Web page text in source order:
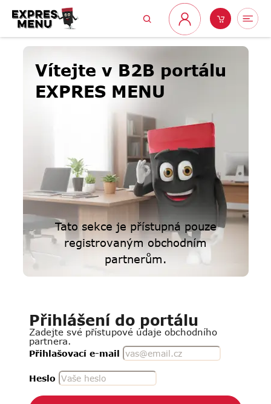
obsah
Hledat
Přihlášení
Nákupní
košík
Vítejte v B2B portálu
EXPRES MENU
Tato sekce je přístupná pouze
registrovaným obchodním
partnerům.
Přihlášení do portálu
Zadejte své přístupové údaje obchodního
partnera.
Přihlašovací e-mail
Heslo